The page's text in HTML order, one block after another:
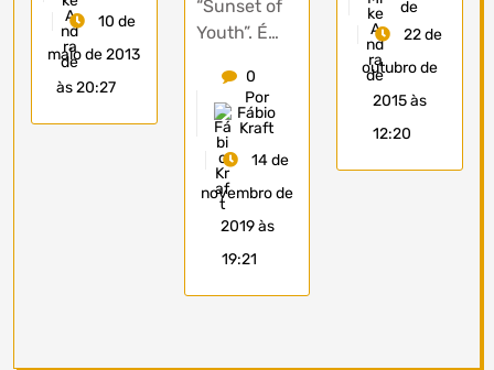
10 de
maio de 2013
às 20:27
“Sunset of
Youth”. É…
0
Por
Fábio
Kraft
14 de
novembro de
2019 às
19:21
de
22 de
outubro de
2015 às
12:20